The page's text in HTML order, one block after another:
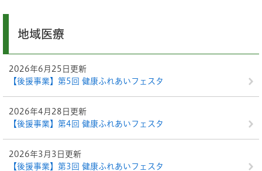
地域医療
2026年6月25日更新
【後援事業】第5回 健康ふれあいフェスタ
2026年4月28日更新
【後援事業】第4回 健康ふれあいフェスタ
2026年3月3日更新
【後援事業】第3回 健康ふれあいフェスタ